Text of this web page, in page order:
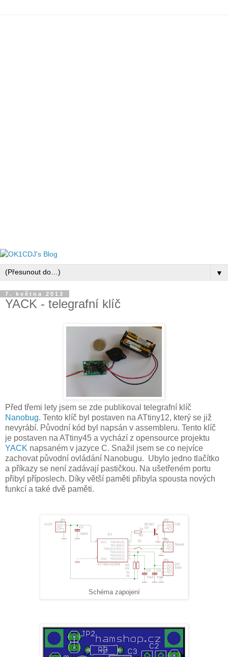
▼
7. května 2013
YACK - telegrafní klíč
Před třemi lety jsem se zde publikoval telegrafní klíč
Nanobug. Tento klíč byl postaven na ATtiny12, který se již
nevyrábí. Původní kód byl napsán v assembleru. Tento klíč
je postaven na ATtiny45 a vychází z opensource projektu
YACK napsaném v jazyce C. Snažil jsem se co nejvíce
zachovat původní ovládání Nanobugu. Ubylo jedno tlačítko
a příkazy se není zadávají pastičkou. Na ušetřeném portu
přibyl příposlech. Díky větší paměti přibyla spousta nových
funkcí a také dvě paměti.
Schéma zapojení